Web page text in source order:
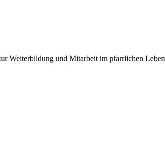
Weiterbildung und Mitarbeit im pfarrlichen Leben